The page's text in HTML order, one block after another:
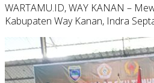
WARTAMU.ID, WAY KANAN –
Kabupaten Way Kanan, Indra